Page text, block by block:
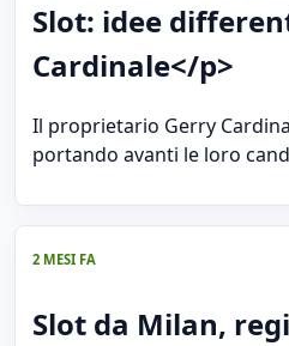
Slot: idee
Cardinale</p>
Il proprietario Gerry
portando avanti le loro
2 MESI FA
Slot da Milan,